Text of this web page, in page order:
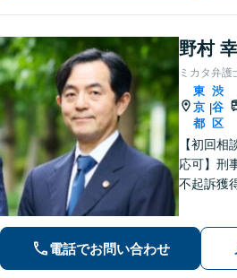
野村
ミカタ弁
東
京
都
|
渋
谷
区
【初回
応可】刑
不起訴獲
で電話受
日・夜間
電話でお問い合わせ